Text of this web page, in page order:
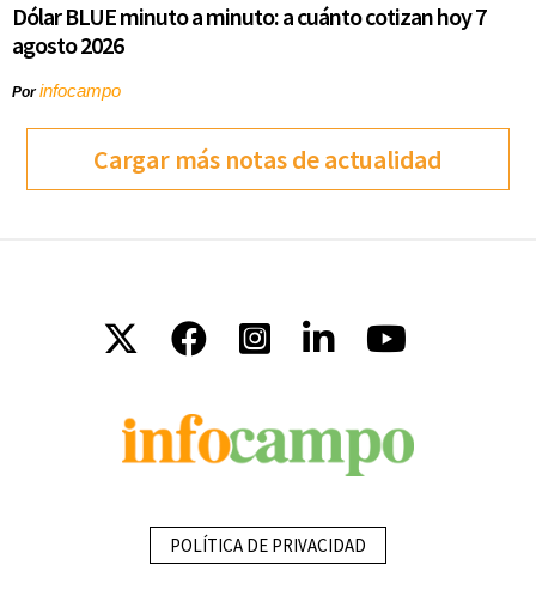
Dólar BLUE minuto a minuto: a cuánto cotizan hoy 7
agosto 2026
Porinfocampo
Cargar más notas de actualidad
POLÍTICA DE PRIVACIDAD